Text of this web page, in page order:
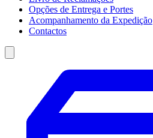
Opções de Entrega e Portes
Acompanhamento da Expedição
Contactos